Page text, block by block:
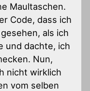
Maultaschen.
Code, dass ich
als ich
und dachte, ich
Nun,
nicht wirklich
vom selben